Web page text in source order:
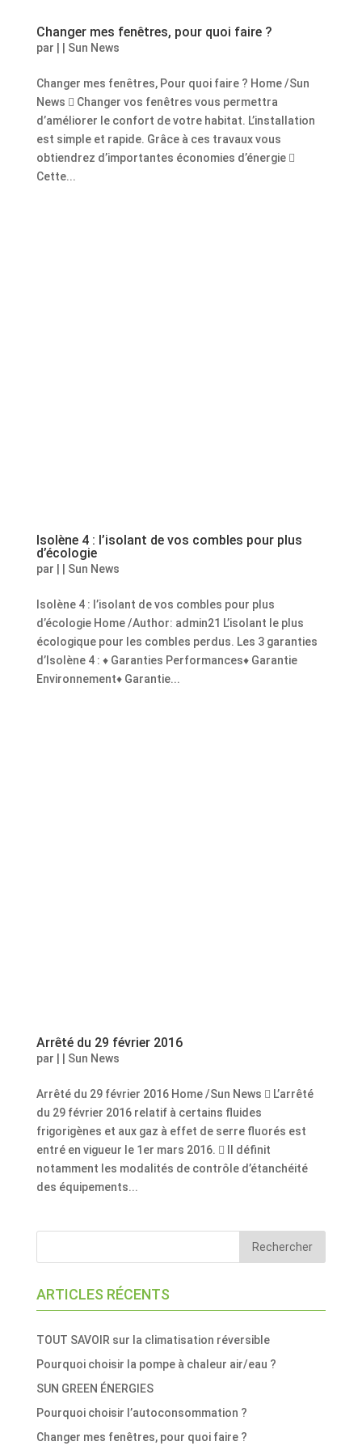
Changer mes fenêtres, pour quoi faire ?
par | | Sun News
Changer mes fenêtres, Pour quoi faire ? Home /Sun
News  Changer vos fenêtres vous permettra
d’améliorer le confort de votre habitat. L’installation
est simple et rapide. Grâce à ces travaux vous
obtiendrez d’importantes économies d’énergie 
Cette...
Isolène 4 : l’isolant de vos combles pour plus
d’écologie
par Sun News
Isolène 4 : l’isolant de vos combles pour plus
d’écologie Home /Author: admin21 L’isolant le plus
écologique pour les combles perdus. Les 3 garanties
d’Isolène 4 : ♦ Garanties Performances♦ Garantie
Environnement♦ Garantie...
Arrêté du 29 février 2016
par Sun News
Arrêté du 29 février 2016 Home /Sun News  L’arrêté
du 29 février 2016 relatif à certains fluides
frigorigènes et aux gaz à effet de serre fluorés est
entré en vigueur le 1er mars 2016.  Il définit
notamment les modalités de contrôle d’étanchéité
des équipements...
ARTICLES RÉCENTS
TOUT SAVOIR sur la climatisation réversible
Pourquoi choisir la pompe à chaleur air/eau ?
SUN GREEN ÉNERGIES
Pourquoi choisir l’autoconsommation ?
Changer mes fenêtres, pour quoi faire ?